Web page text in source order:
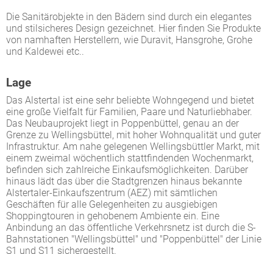
Die Sanitärobjekte in den Bädern sind durch ein elegantes
und stilsicheres Design gezeichnet. Hier finden Sie Produkte
von namhaften Herstellern, wie Duravit, Hansgrohe, Grohe
und Kaldewei etc..
Lage
Das Alstertal ist eine sehr beliebte Wohngegend und bietet
eine große Vielfalt für Familien, Paare und Naturliebhaber.
Das Neubauprojekt liegt in Poppenbüttel, genau an der
Grenze zu Wellingsbüttel, mit hoher Wohnqualität und guter
Infrastruktur. Am nahe gelegenen Wellingsbüttler Markt, mit
einem zweimal wöchentlich stattfindenden Wochenmarkt,
befinden sich zahlreiche Einkaufsmöglichkeiten. Darüber
hinaus lädt das über die Stadtgrenzen hinaus bekannte
Alstertaler-Einkaufszentrum (AEZ) mit sämtlichen
Geschäften für alle Gelegenheiten zu ausgiebigen
Shoppingtouren in gehobenem Ambiente ein. Eine
Anbindung an das öffentliche Verkehrsnetz ist durch die S-
Bahnstationen "Wellingsbüttel" und "Poppenbüttel" der Linie
S1 und S11 sichergestellt.